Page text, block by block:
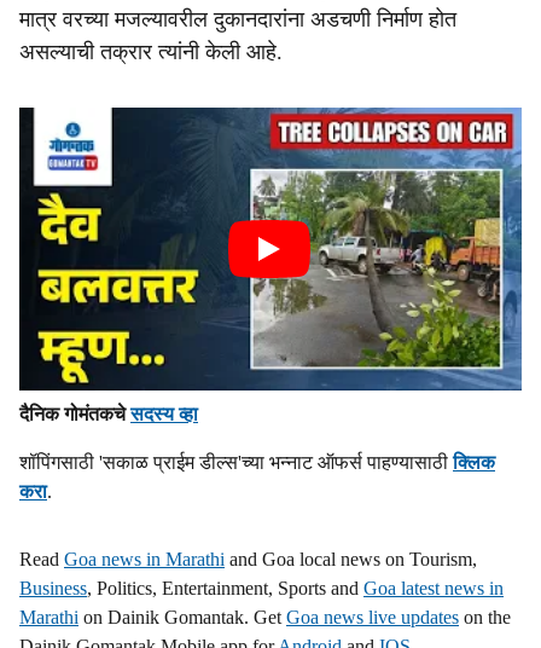
मात्र वरच्या मजल्यावरील दुकानदारांना अडचणी निर्माण होत
असल्याची तक्रार त्यांनी केली आहे.
दैनिक गोमंतकचेसदस्य व्हा
शॉपिंगसाठी 'सकाळ प्राईम डील्स'च्या भन्नाट ऑफर्स पाहण्यासाठीक्लिक
करा.
Read Goa news in Marathi and Goa local news on Tourism,
Business, Politics, Entertainment, Sports and Goa latest news in
Marathi on Dainik Gomantak. Get Goa news live updates on the